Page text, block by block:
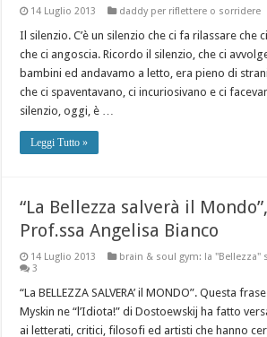
14 Luglio 2013 daddy per riflettere o sorridere
Il silenzio. C’è un silenzio che ci fa rilassare che
che ci angoscia. Ricordo il silenzio, che ci
bambini ed andavamo a letto, era pieno di
che ci spaventavano, ci incuriosivano e ci
silenzio, oggi, è …
Leggi Tutto »
“La Bellezza salverà il
Prof.ssa Angelisa Bianco
14 Luglio 2013
brain & soul gym: la "Bellezza"
3
“La BELLEZZA SALVERA’ il MONDO”. Questa
Myskin ne “l’Idiota!” di Dostoewskij ha fatto
ai letterati, critici, filosofi ed artisti che hanno